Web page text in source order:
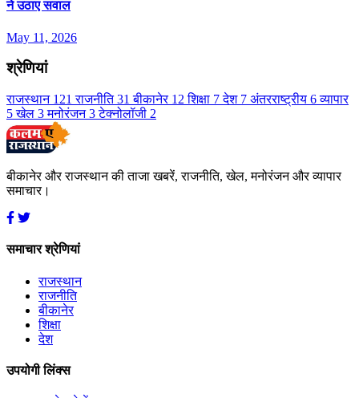
ने उठाए सवाल
May 11, 2026
श्रेणियां
राजस्थान 121 राजनीति 31 बीकानेर 12 शिक्षा 7 देश 7 अंतरराष्ट्रीय 6 व्यापार
5 खेल 3 मनोरंजन 3 टेक्नोलॉजी 2
बीकानेर और राजस्थान की ताजा खबरें, राजनीति, खेल, मनोरंजन और व्यापार
समाचार।
समाचार श्रेणियां
राजस्थान
राजनीति
बीकानेर
शिक्षा
देश
उपयोगी लिंक्स